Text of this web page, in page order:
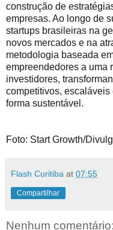
construção de
empresas. Ao longo de
startups brasileiras na
novos mercados e na
metodologia baseada
empreendedores a uma
investidores,
competitivos,
forma sustentável.
Foto: Start Growth/
Flash Curitiba at 07:55
Compartilhar
Nenhum comentário: